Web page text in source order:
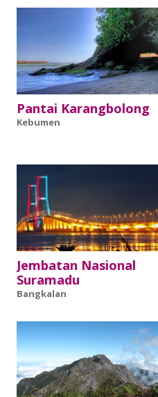
Pantai Karangbolong
Kebumen
Jembatan Nasional
Suramadu
Bangkalan